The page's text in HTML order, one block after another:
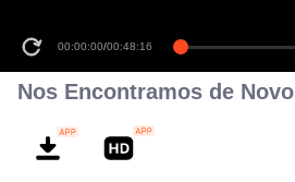
00:00:00/00:48:16
Nos Encontramos de Novo